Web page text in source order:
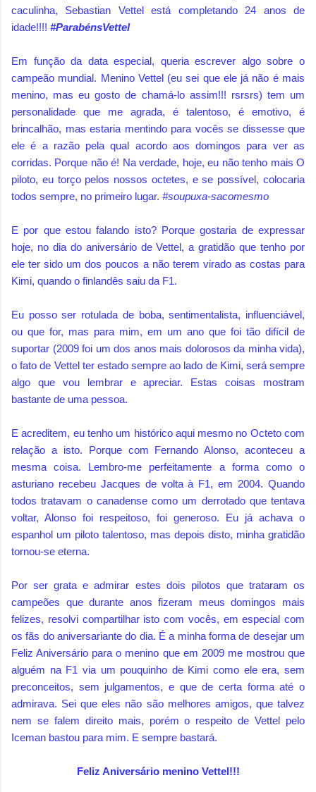
caculinha, Sebastian Vettel está completando 24 anos de
idade!!!! #ParabénsVettel
Em função da data especial, queria escrever algo sobre o
campeão mundial. Menino Vettel (eu sei que ele já não é mais
menino, mas eu gosto de chamá-lo assim!!! rsrsrs) tem um
personalidade que me agrada, é talentoso, é emotivo, é
brincalhão, mas estaria mentindo para vocês se dissesse que
ele é a razão pela qual acordo aos domingos para ver as
corridas. Porque não é! Na verdade, hoje, eu não tenho mais O
piloto, eu torço pelos nossos octetes, e se possível, colocaria
todos sempre, no primeiro lugar. #soupuxa-sacomesmo
E por que estou falando isto? Porque gostaria de expressar
hoje, no dia do aniversário de Vettel, a gratidão que tenho por
ele ter sido um dos poucos a não terem virado as costas para
Kimi, quando o finlandês saiu da F1.
Eu posso ser rotulada de boba, sentimentalista, influenciável,
ou que for, mas para mim, em um ano que foi tão difícil de
suportar (2009 foi um dos anos mais dolorosos da minha vida),
o fato de Vettel ter estado sempre ao lado de Kimi, será sempre
algo que vou lembrar e apreciar. Estas coisas mostram
bastante de uma pessoa.
E acreditem, eu tenho um histórico aqui mesmo no Octeto com
relação a isto. Porque com Fernando Alonso, aconteceu a
mesma coisa. Lembro-me perfeitamente a forma como o
asturiano recebeu Jacques de volta à F1, em 2004. Quando
todos tratavam o canadense como um derrotado que tentava
voltar, Alonso foi respeitoso, foi generoso. Eu já achava o
espanhol um piloto talentoso, mas depois disto, minha gratidão
tornou-se eterna.
Por ser grata e admirar estes dois pilotos que trataram os
campeões que durante anos fizeram meus domingos mais
felizes, resolvi compartilhar isto com vocês, em especial com
os fãs do aniversariante do dia. É a minha forma de desejar um
Feliz Aniversário para o menino que em 2009 me mostrou que
alguém na F1 via um pouquinho de Kimi como ele era, sem
preconceitos, sem julgamentos, e que de certa forma até o
admirava. Sei que eles não são melhores amigos, que talvez
nem se falem direito mais, porém o respeito de Vettel pelo
Iceman bastou para mim. E sempre bastará.
Feliz Aniversário menino Vettel!!!